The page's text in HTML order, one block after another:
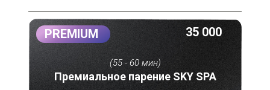
Премиальное парение SKY SPA
PREMIUM 35 000
(55 - 60 мин)